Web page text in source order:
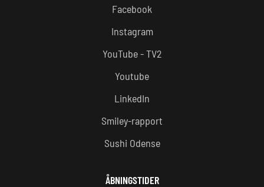
Facebook
Instagram
YouTube - TV2
Youtube
LinkedIn
Smiley-rapport
Sushi Odense
ÅBNINGSTIDER